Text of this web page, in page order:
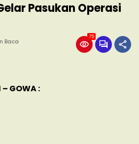
Pasukan Operasi
Baca
75
GOWA :